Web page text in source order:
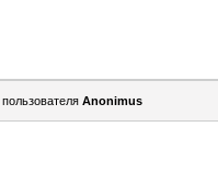
пользователя Anоnimus